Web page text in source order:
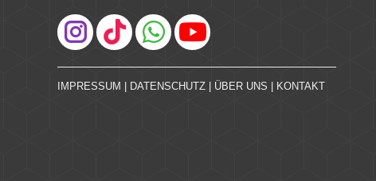
Instagram
IMPRESSUM | DATENSCHUTZ | ÜBER UNS | KONTAKT